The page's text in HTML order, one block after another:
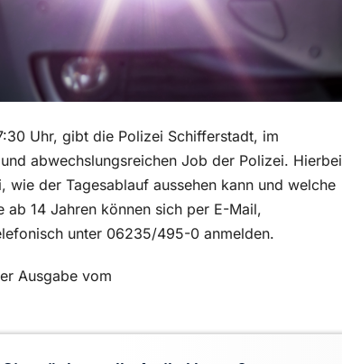
Uhr, gibt die Polizei Schifferstadt, im
abwechslungsreichen Job der Polizei. Hierbei
der Tagesablauf aussehen kann und welche
ab 14 Jahren können sich per E-Mail,
unter 06235/495-0 anmelden.
Ausgabe vom